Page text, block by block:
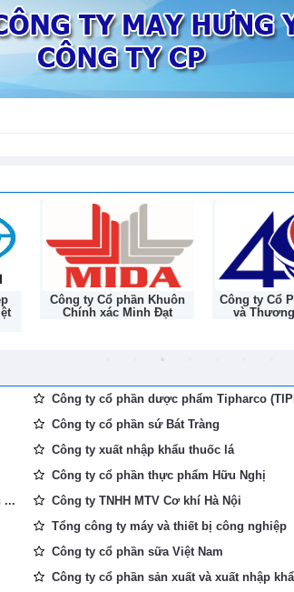
10 USD/tấn tại hầu hết các thị
Công ty Cổ Phần Đầu Tư
và Thương Mại TNG
Tổng Công ty
Nhà
...
Công ty cổ phần dược phẩm Tipharco
Công ty cổ phần sứ Bát Tràng
Công ty xuất nhập khẩu thuốc lá
Công ty cổ phần thực phẩm Hữu Nghị
Công ty TNHH MTV Cơ khí Hà Nội
Tổng công ty máy và thiết bị công nghiệp
Công ty cổ phần sữa Việt Nam
Công ty cổ phần sản xuất và xuất nhập